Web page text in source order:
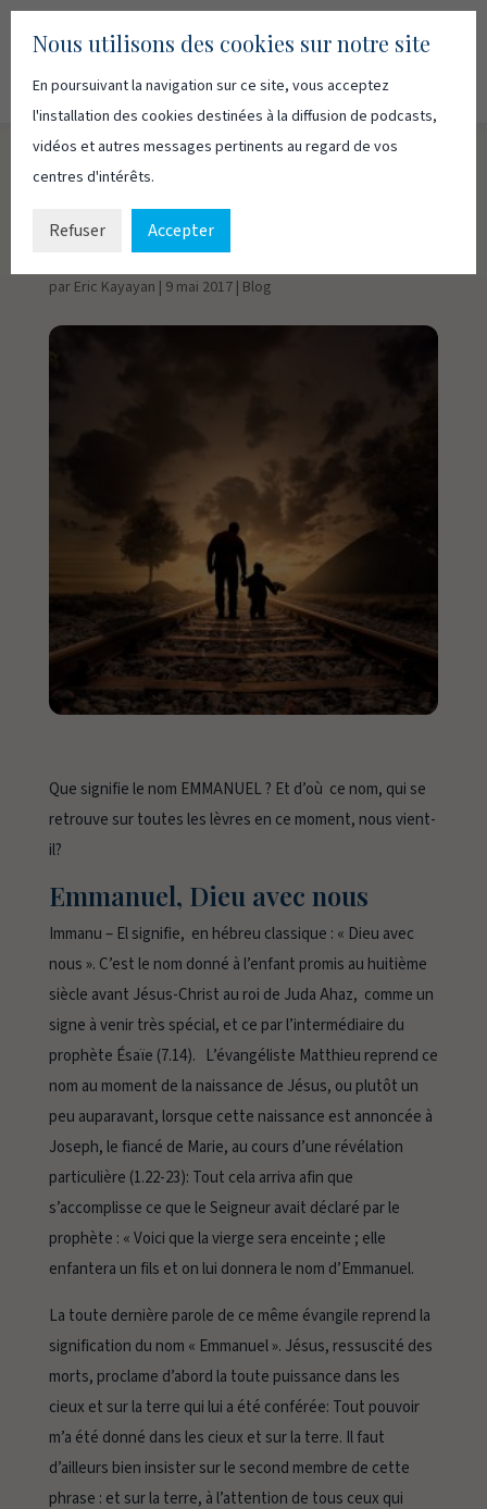
En marche avec
l’Emmanuel de Dieu
par Eric Kayayan | 9 mai 2017| Blog
Que signifie le nom EMMANUEL? Et d’où ce nom, qui se
retrouve sur toutes les lèvres en ce moment, nous vient-
il?
Emmanuel, Dieu avec nous
Immanu – Elsignifie, en hébreu classique : « Dieu avec
nous ». C’est le nom donné à l’enfant promis au huitième
siècle avant Jésus-Christ au roi de Juda Ahaz, comme un
signe à venir très spécial, et ce par l’intermédiaire du
prophète Ésaïe (7.14). L’évangéliste Matthieu reprend ce
nom au moment de la naissance de Jésus, ou plutôt un
peu auparavant, lorsque cette naissance est annoncée à
Joseph, le fiancé de Marie, au cours d’une révélation
particulière (1.22-23): Tout cela arriva afin que
s’accomplisse ce que le Seigneur avait déclaré par le
prophète : « Voici que la vierge sera enceinte ; elle
enfantera un fils et on lui donnera le nom d’Emmanuel.
La toute dernière parole de ce même évangile reprend la
signification du nom « Emmanuel ». Jésus, ressuscité des
morts, proclame d’abord la toute puissance dans les
cieux et sur la terre qui lui a été conférée: Tout pouvoir
m’a été donné dans les cieux et sur la terre. Il faut
d’ailleurs bien insister sur le second membre de cette
phrase : et sur la terre, à l’attention de tous ceux qui
Nous utilisons des cookies sur notre site
En poursuivant la navigation sur ce site, vous acceptez
l'installation des cookies destinées à la diffusion de podcasts,
vidéos et autres messages pertinents au regard de vos
centres d'intérêts.
Refuser Accepter